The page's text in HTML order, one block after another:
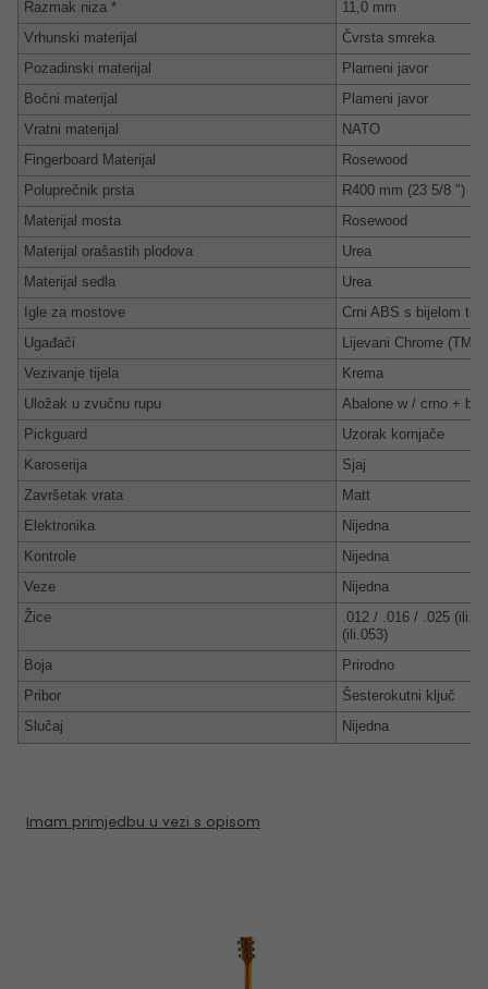
Razmak niza *
11,0 mm
Vrhunski materijal
Čvrsta smreka
Pozadinski materijal
Plameni javor
Bočni materijal
Plameni javor
Vratni materijal
NATO
Fingerboard Materijal
Rosewood
Poluprečnik prsta
R400 mm (23 5/8 ")
Materijal mosta
Rosewood
Materijal orašastih plodova
Urea
Materijal sedla
Urea
Igle za mostove
Crni ABS s bijelom
Ugađači
Lijevani Chrome
Vezivanje tijela
Krema
Uložak u zvučnu rupu
Abalone w / crno +
Pickguard
Uzorak kornjače
Karoserija
Sjaj
Završetak vrata
Matt
Elektronika
Nijedna
Kontrole
Nijedna
Veze
Nijedna
Žice
.012 / .016 / .025
(ili.053)
Boja
Prirodno
Pribor
Šesterokutni ključ
Slučaj
Nijedna
Imam primjedbu u vezi s opisom